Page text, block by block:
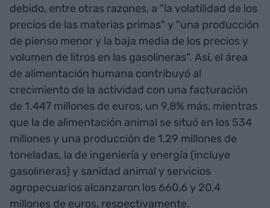
debido, entre otras razones, a "la volatilidad de los
precios de las materias primas" y "una producción
de pienso menor y la baja media de los precios y
volumen de litros en las gasolineras". Así, el área
de alimentación humana contribuyó al
crecimiento de la actividad con una facturación
de 1.447 millones de euros, un 9,8% más, mientras
que la de alimentación animal se situó en los 534
millones y una producción de 1,29 millones de
toneladas, la de ingeniería y energía (incluye
gasolineras) y sanidad animal y servicios
agropecuarios alcanzaron los 660,6 y 20,4
millones de euros, respectivamente.